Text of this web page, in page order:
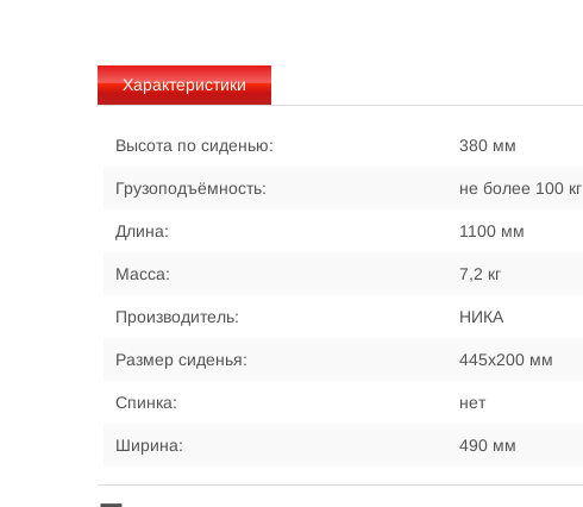
Характеристики
Высота по сиденью: 380 мм
Грузоподъёмность: не более 100 кг
Длина: 1100 мм
Масса: 7,2 кг
Производитель: НИКА
Размер сиденья: 445х200 мм
Спинка: нет
Ширина: 490 мм